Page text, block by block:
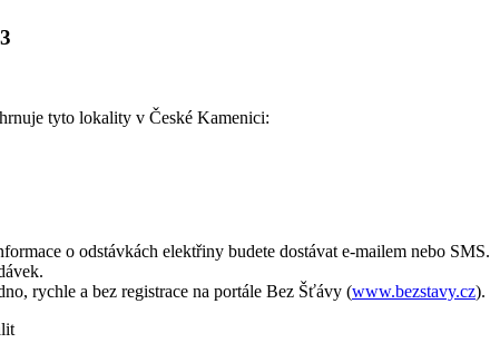
tyto lokality v České Kamenici:
o odstávkách elektřiny budete dostávat e-mailem nebo SMS.
rychle a bez registrace na portále Bez Šťávy (www.bezstavy.cz).